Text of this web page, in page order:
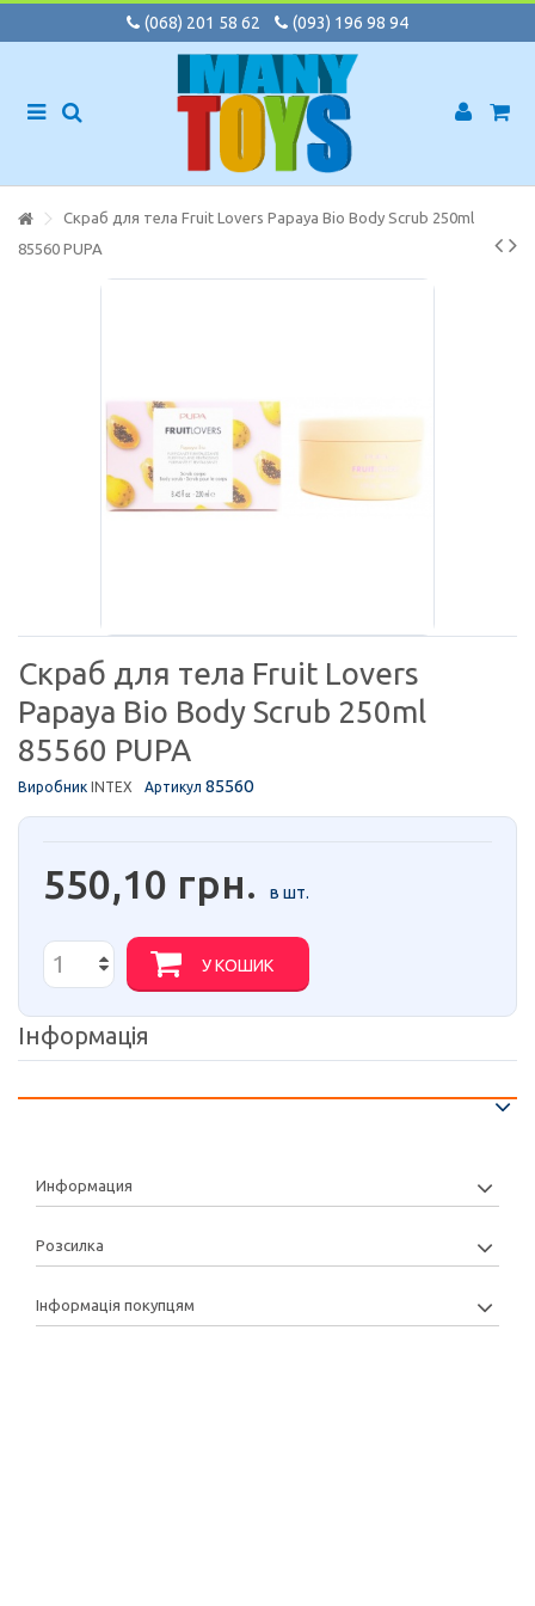
(068) 201 58 62 (093) 196 98 94
Скраб для тела Fruit Lovers Papaya Bio Body Scrub 250ml
85560 PUPA
Скраб для тела Fruit Lovers
Papaya Bio Body Scrub 250ml
85560 PUPA
Виробник INTEX Артикул 85560
550,10 грн. в шт.
У КОШИК
Інформація
Информация
Розсилка
Інформація покупцям